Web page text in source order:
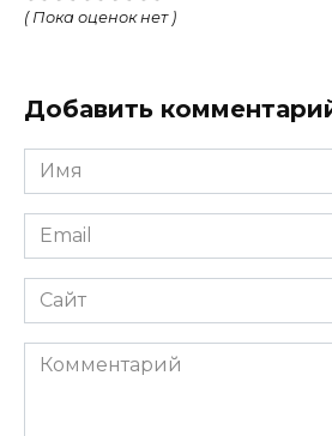
( Пока оценок нет )
Добавить
Имя
Email
Сайт
Комментарий